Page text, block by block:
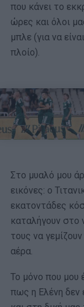
που κάνει το
ώρες και όλοι
μπλε (για να
πλοίο).
Στο μυαλό μου
εικόνες: ο
εκατοντάδες
καταλήγουν στο
τους να
αέρα.
Το μόνο που μου
πως η Ελένη δεν